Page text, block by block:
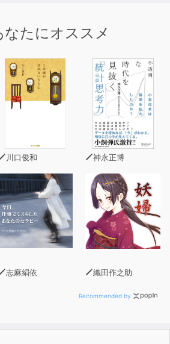
なたにオススメ
川口俊和 神永正博
志麻絹依 織田作之助
Recommended by